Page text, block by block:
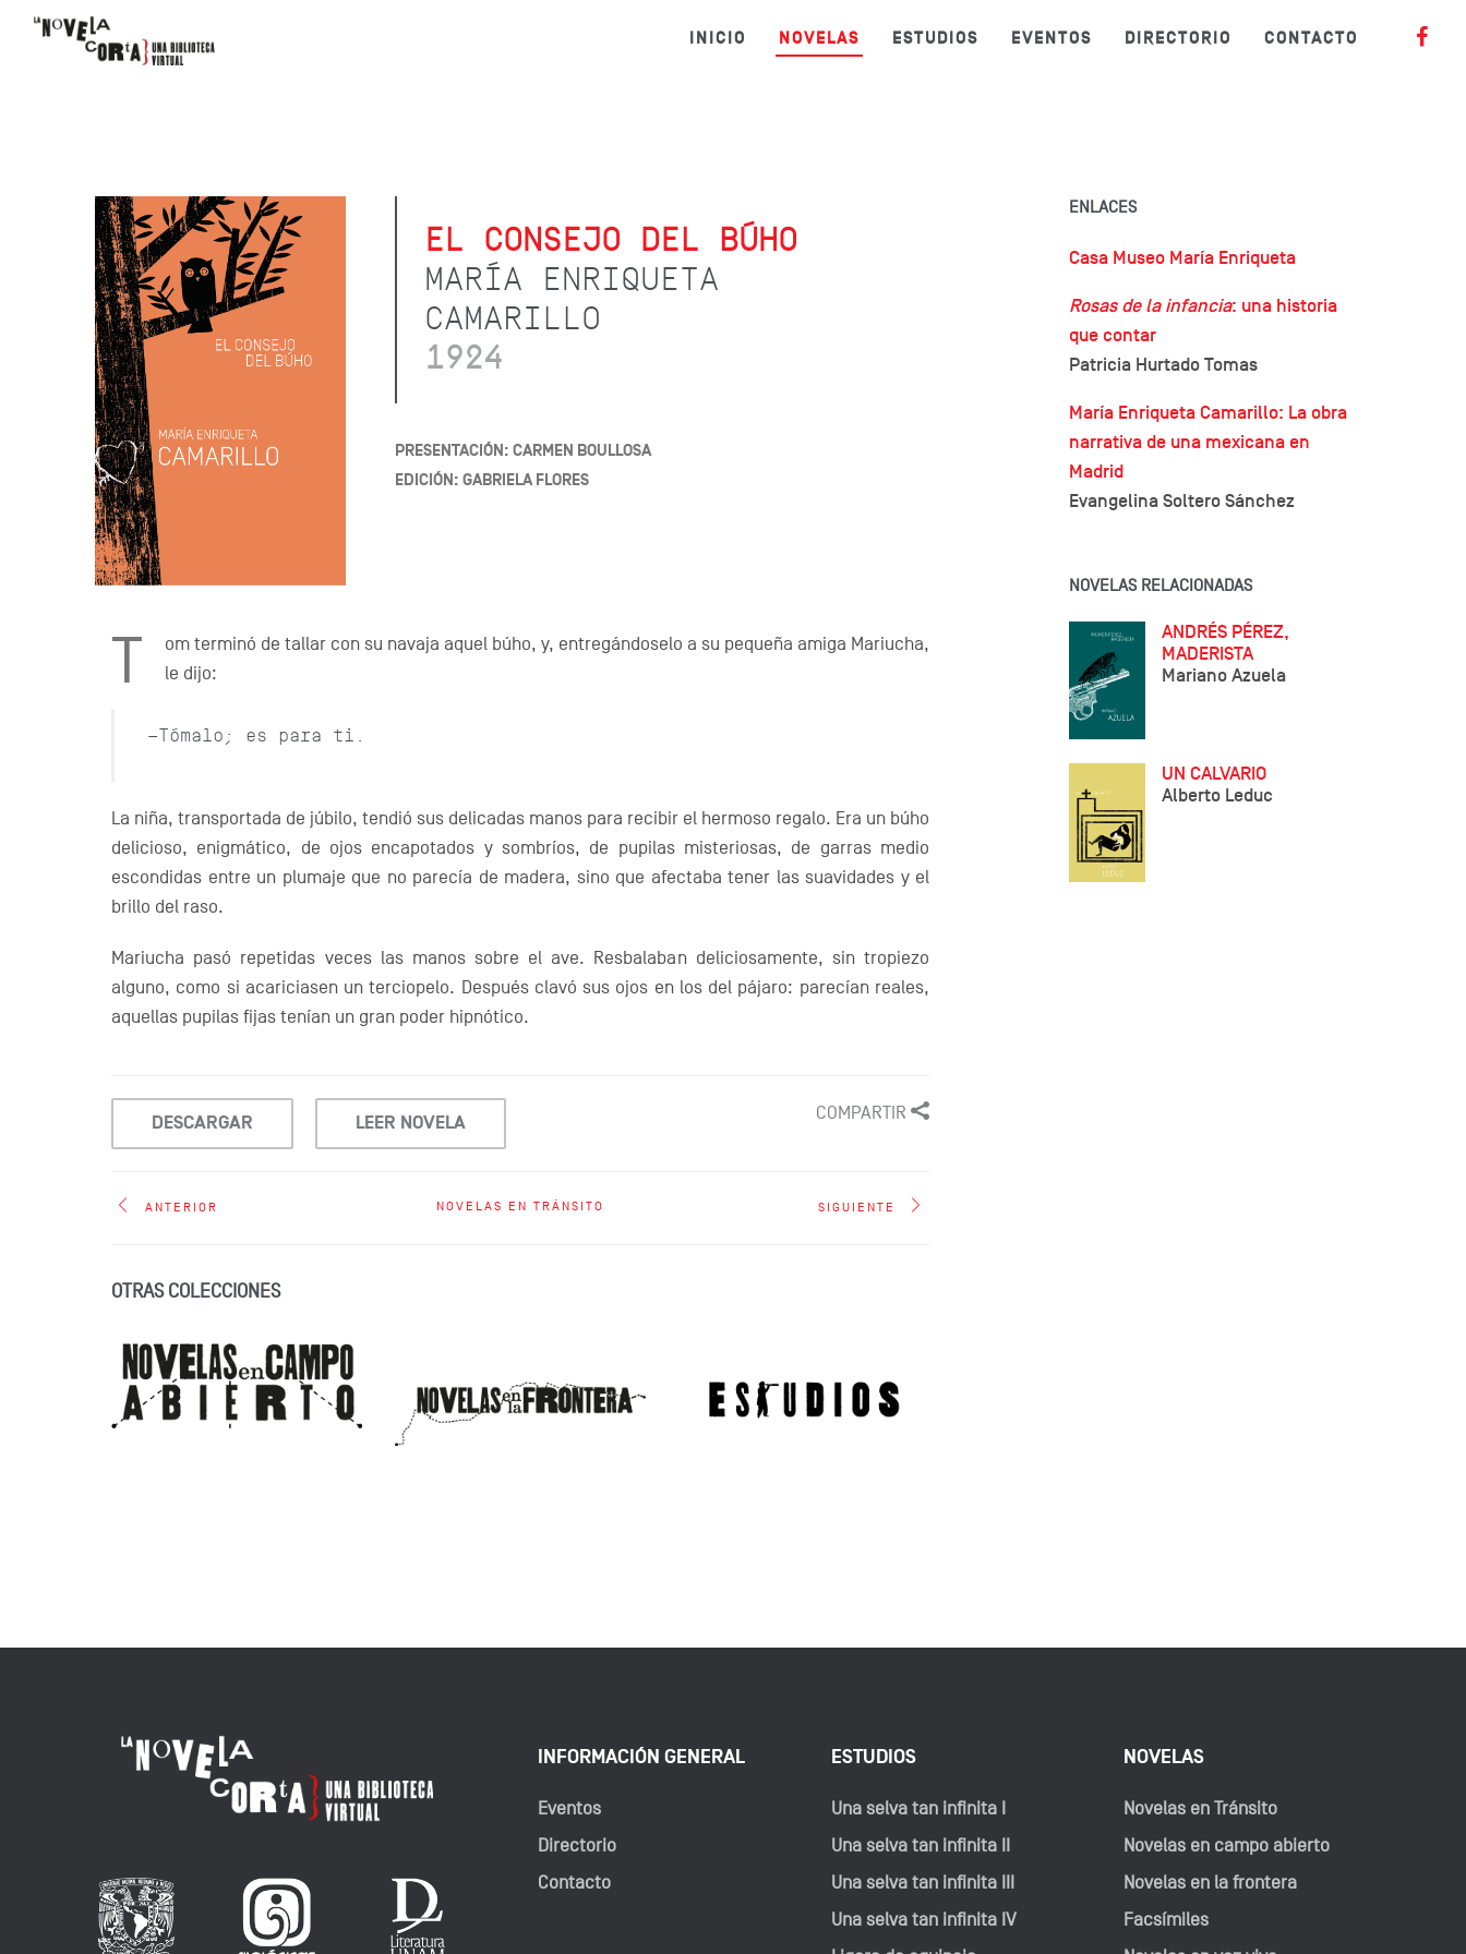
INICIO NOVELAS ESTUDIOS EVENTOS DIRECTORIO CONTACTO
EL CONSEJO DEL BÚHO
MARÍA ENRIQUETA
CAMARILLO
1924
PRESENTACIÓN: CARMEN BOULLOSA
EDICIÓN: GABRIELA FLORES
T
om terminó de tallar con su navaja aquel búho, y, entregándoselo a su pequeña amiga Mariucha,
le dijo:
—Tómalo; es para ti.
La niña, transportada de júbilo, tendió sus delicadas manos para recibir el hermoso regalo. Era un búho
delicioso, enigmático, de ojos encapotados y sombríos, de pupilas misteriosas, de garras medio
escondidas entre un plumaje que no parecía de madera, sino que afectaba tener las suavidades y el
brillo del raso.
Mariucha pasó repetidas veces las manos sobre el ave. Resbalaban deliciosamente, sin tropiezo
alguno, como si acariciasen un terciopelo. Después clavó sus ojos en los del pájaro: parecían reales,
aquellas pupilas fijas tenían un gran poder hipnótico.
DESCARGAR LEER NOVELA COMPARTIR
ANTERIOR NOVELAS EN TRÁNSITO SIGUIENTE
OTRAS COLECCIONES
ENLACES
Casa Museo María Enriqueta
Rosas de la infancia: una historia
que contar
Patricia Hurtado Tomas
María Enriqueta Camarillo: La obra
narrativa de una mexicana en
Madrid
Evangelina Soltero Sánchez
NOVELAS RELACIONADAS
ANDRÉS PÉREZ,
MADERISTA
Mariano Azuela
UN CALVARIO
Alberto Leduc
INFORMACIÓN GENERAL
Eventos
Directorio
Contacto
ESTUDIOS
Una selva tan infinita I
Una selva tan infinita II
Una selva tan infinita III
Una selva tan infinita IV
NOVELAS
Novelas en Tránsito
Novelas en campo abierto
Novelas en la frontera
Facsímiles